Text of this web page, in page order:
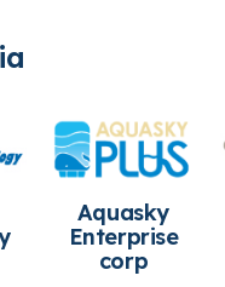
Aquasky
Enterprise
corp